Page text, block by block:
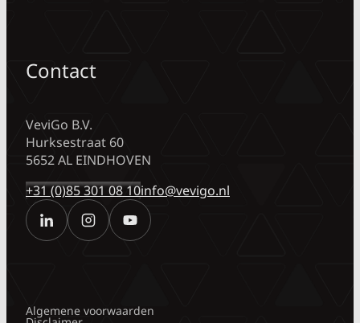
Contact
VeviGo B.V.
Hurksestraat 60
5652 AL EINDHOVEN
+31 (0)85 301 08 10info@vevigo.nl
Algemene voorwaarden